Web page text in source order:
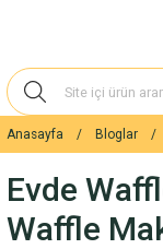
Anasayfa Bloglar
Evde
Waffle